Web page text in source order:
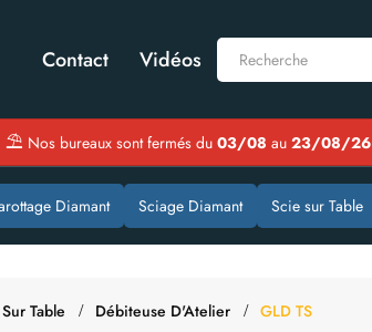
Contact Vidéos
⛱ Nos bureaux sont fermés du 03/08 au 23/08/26
Diamant Sciage Diamant Scie sur Table
Table Débiteuse D'Atelier GLD TS